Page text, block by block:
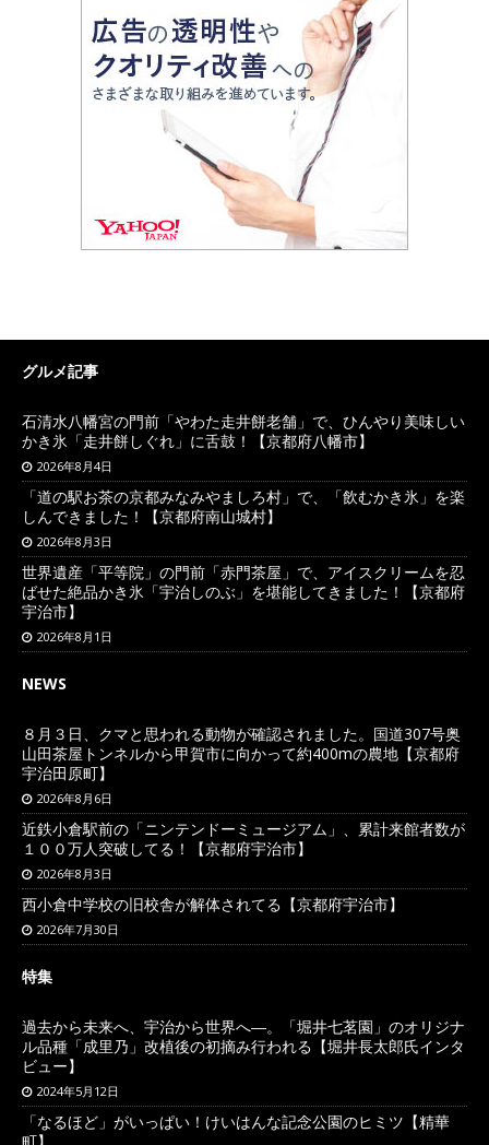
グルメ記事
石清水八幡宮の門前「やわた走井餅老舗」で、ひんやり美味しい
かき氷「走井餅しぐれ」に舌鼓！【京都府八幡市】
2026年8月4日
「道の駅お茶の京都みなみやましろ村」で、「飲むかき氷」を楽
しんできました！【京都府南山城村】
2026年8月3日
世界遺産「平等院」の門前「赤門茶屋」で、アイスクリームを忍
ばせた絶品かき氷「宇治しのぶ」を堪能してきました！【京都府
宇治市】
2026年8月1日
NEWS
８月３日、クマと思われる動物が確認されました。国道307号奥
山田茶屋トンネルから甲賀市に向かって約400mの農地【京都府
宇治田原町】
2026年8月6日
近鉄小倉駅前の「ニンテンドーミュージアム」、累計来館者数が
１００万人突破してる！【京都府宇治市】
2026年8月3日
西小倉中学校の旧校舎が解体されてる【京都府宇治市】
2026年7月30日
特集
過去から未来へ、宇治から世界へ―。「堀井七茗園」のオリジナ
ル品種「成里乃」改植後の初摘み行われる【堀井長太郎氏インタ
ビュー】
2024年5月12日
「なるほど」がいっぱい！けいはんな記念公園のヒミツ【精華
町】